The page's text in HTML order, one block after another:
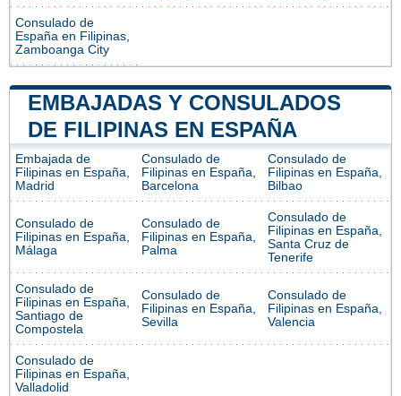
Consulado de
España en Filipinas,
Zamboanga City
EMBAJADAS Y CONSULADOS
DE FILIPINAS EN ESPAÑA
Embajada de
Filipinas en España,
Madrid
Consulado de
Filipinas en España,
Barcelona
Consulado de
Filipinas en España,
Bilbao
Consulado de
Filipinas en España,
Málaga
Consulado de
Filipinas en España,
Palma
Consulado de
Filipinas en España,
Santa Cruz de
Tenerife
Consulado de
Filipinas en España,
Santiago de
Compostela
Consulado de
Filipinas en España,
Sevilla
Consulado de
Filipinas en España,
Valencia
Consulado de
Filipinas en España,
Valladolid